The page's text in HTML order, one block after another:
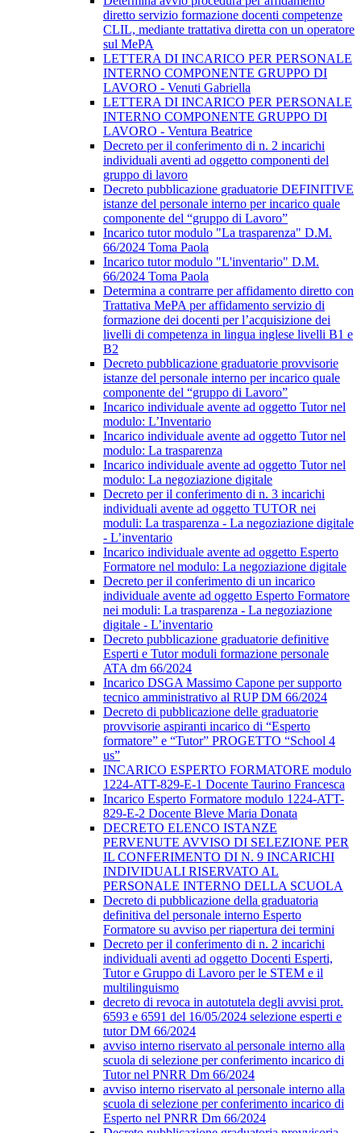
diretto servizio formazione docenti competenze
CLIL, mediante trattativa diretta con un operatore
sul MePA
LETTERA DI INCARICO PER PERSONALE
INTERNO COMPONENTE GRUPPO DI
LAVORO - Venuti Gabriella
LETTERA DI INCARICO PER PERSONALE
INTERNO COMPONENTE GRUPPO DI
LAVORO - Ventura Beatrice
Decreto per il conferimento di n. 2 incarichi
individuali aventi ad oggetto componenti del
gruppo di lavoro
Decreto pubblicazione graduatorie DEFINITIVE
istanze del personale interno per incarico quale
componente del “gruppo di Lavoro”
Incarico tutor modulo "La trasparenza" D.M.
66/2024 Toma Paola
Incarico tutor modulo "L'inventario" D.M.
66/2024 Toma Paola
Determina a contrarre per affidamento diretto con
Trattativa MePA per affidamento servizio di
formazione dei docenti per l’acquisizione dei
livelli di competenza in lingua inglese livelli B1 e
B2
Decreto pubblicazione graduatorie provvisorie
istanze del personale interno per incarico quale
componente del “gruppo di Lavoro”
Incarico individuale avente ad oggetto Tutor nel
modulo: L’Inventario
Incarico individuale avente ad oggetto Tutor nel
modulo: La trasparenza
Incarico individuale avente ad oggetto Tutor nel
modulo: La negoziazione digitale
Decreto per il conferimento di n. 3 incarichi
individuali avente ad oggetto TUTOR nei
moduli: La trasparenza - La negoziazione digitale
- L’inventario
Incarico individuale avente ad oggetto Esperto
Formatore nel modulo: La negoziazione digitale
Decreto per il conferimento di un incarico
individuale avente ad oggetto Esperto Formatore
nei moduli: La trasparenza - La negoziazione
digitale - L’inventario
Decreto pubblicazione graduatorie definitive
Esperti e Tutor moduli formazione personale
ATA dm 66/2024
Incarico DSGA Massimo Capone per supporto
tecnico amministrativo al RUP DM 66/2024
Decreto di pubblicazione delle graduatorie
provvisorie aspiranti incarico di “Esperto
formatore” e “Tutor” PROGETTO “School 4
us”
INCARICO ESPERTO FORMATORE modulo
1224-ATT-829-E-1 Docente Taurino Francesca
Incarico Esperto Formatore modulo 1224-ATT-
829-E-2 Docente Bleve Maria Donata
DECRETO ELENCO ISTANZE
PERVENUTE AVVISO DI SELEZIONE PER
IL CONFERIMENTO DI N. 9 INCARICHI
INDIVIDUALI RISERVATO AL
PERSONALE INTERNO DELLA SCUOLA
Decreto di pubblicazione della graduatoria
definitiva del personale interno Esperto
Formatore su avviso per riapertura dei termini
Decreto per il conferimento di n. 2 incarichi
individuali aventi ad oggetto Docenti Esperti,
Tutor e Gruppo di Lavoro per le STEM e il
multilinguismo
decreto di revoca in autotutela degli avvisi prot.
6593 e 6591 del 16/05/2024 selezione esperti e
tutor DM 66/2024
avviso interno riservato al personale interno alla
scuola di selezione per conferimento incarico di
Tutor nel PNRR Dm 66/2024
avviso interno riservato al personale interno alla
scuola di selezione per conferimento incarico di
Esperto nel PNRR Dm 66/2024